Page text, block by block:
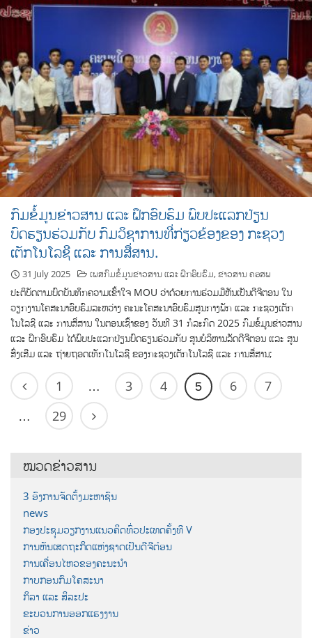
ກົມຂໍ້ມູນຂ່າວສານ ແລະ ຝຶກອົບຮົມ ພົບປະແລກປ່ຽນ
ບົດຮຽນຮ່ວມກັບ ກົມວິຊາການທີ່ກ່ຽວຂ້ອງຂອງ ກະຊວງ
ເຕັກໂນໂລຊີ ແລະ ການສື່ສານ.
31 July 2025 ເພສກົມຂໍ້ມູນຂ່າວສານ ແລະ ຝຶກອົບຮົມ,ຂ່າວສານ ຄອສພ
ປະຕິບັດຕາມບົດບັນທຶກຄວາມເຂົ້າໃຈ MOU ວ່າດ້ວຍການຮ່ວມມືຫັນເປັນດີຈີຕອນ ໃນ
ວຽກງານໂຄສະນາອົບຮົມລະຫວ່າງ ຄະນະໂຄສະນາອົບຮົມສູນກາງພັກ ແລະ ກະຊວງເຕັກ
ໂນໂລຊີ ແລະ ການສື່ສານ ໃນຕອນເຊົ້າຂອງ ວັນທີ 31 ກໍລະກົດ 2025 ກົມຂໍ້ມູນຂ່າວສານ
ແລະ ຝຶກອົບຮົມ ໄດ້ພົບປະແລກປ່ຽນບົດຮຽນຮ່ວມກັບ ສູນບໍລິຫານລັດດີຈີຕອນ ແລະ ສູນ
ສົ່ງເສີມ ແລະ ຖ່າຍຖອດເທັກໂນໂລຊີ ຂອງກະຊວງເຕັກໂນໂລຊີ ແລະ ການສື່ສານ;
1 … 3 4 5 6 7
… 29
ໝວດຂ່າວສານ
3 ອົງການຈັດຕັ້ງມະຫາຊົນ
news
ກອງປະຊຸມວຽກງານແນວຄິດທົ່ວປະເທດຄັ້ງທີ V
ການຫັນເສດຖະກິດແຫ່ງຊາດເປັນດີຈີຕ໋ອນ
ການເຄື່ອນໄຫວຂອງຄະນະນຳ
ກາບກອນກົມໂຄສະນາ
ກິລາ ແລະ ສິລະປະ
ຂະບວນການອອກແຮງງານ
ຂ່າວ